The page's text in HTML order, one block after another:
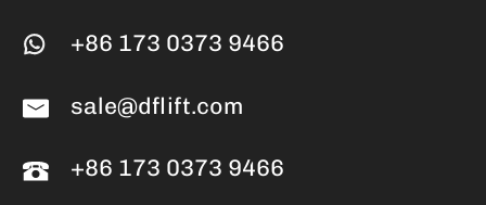
+86 173 0373 9466
sale@dflift.com
+86 173 0373 9466